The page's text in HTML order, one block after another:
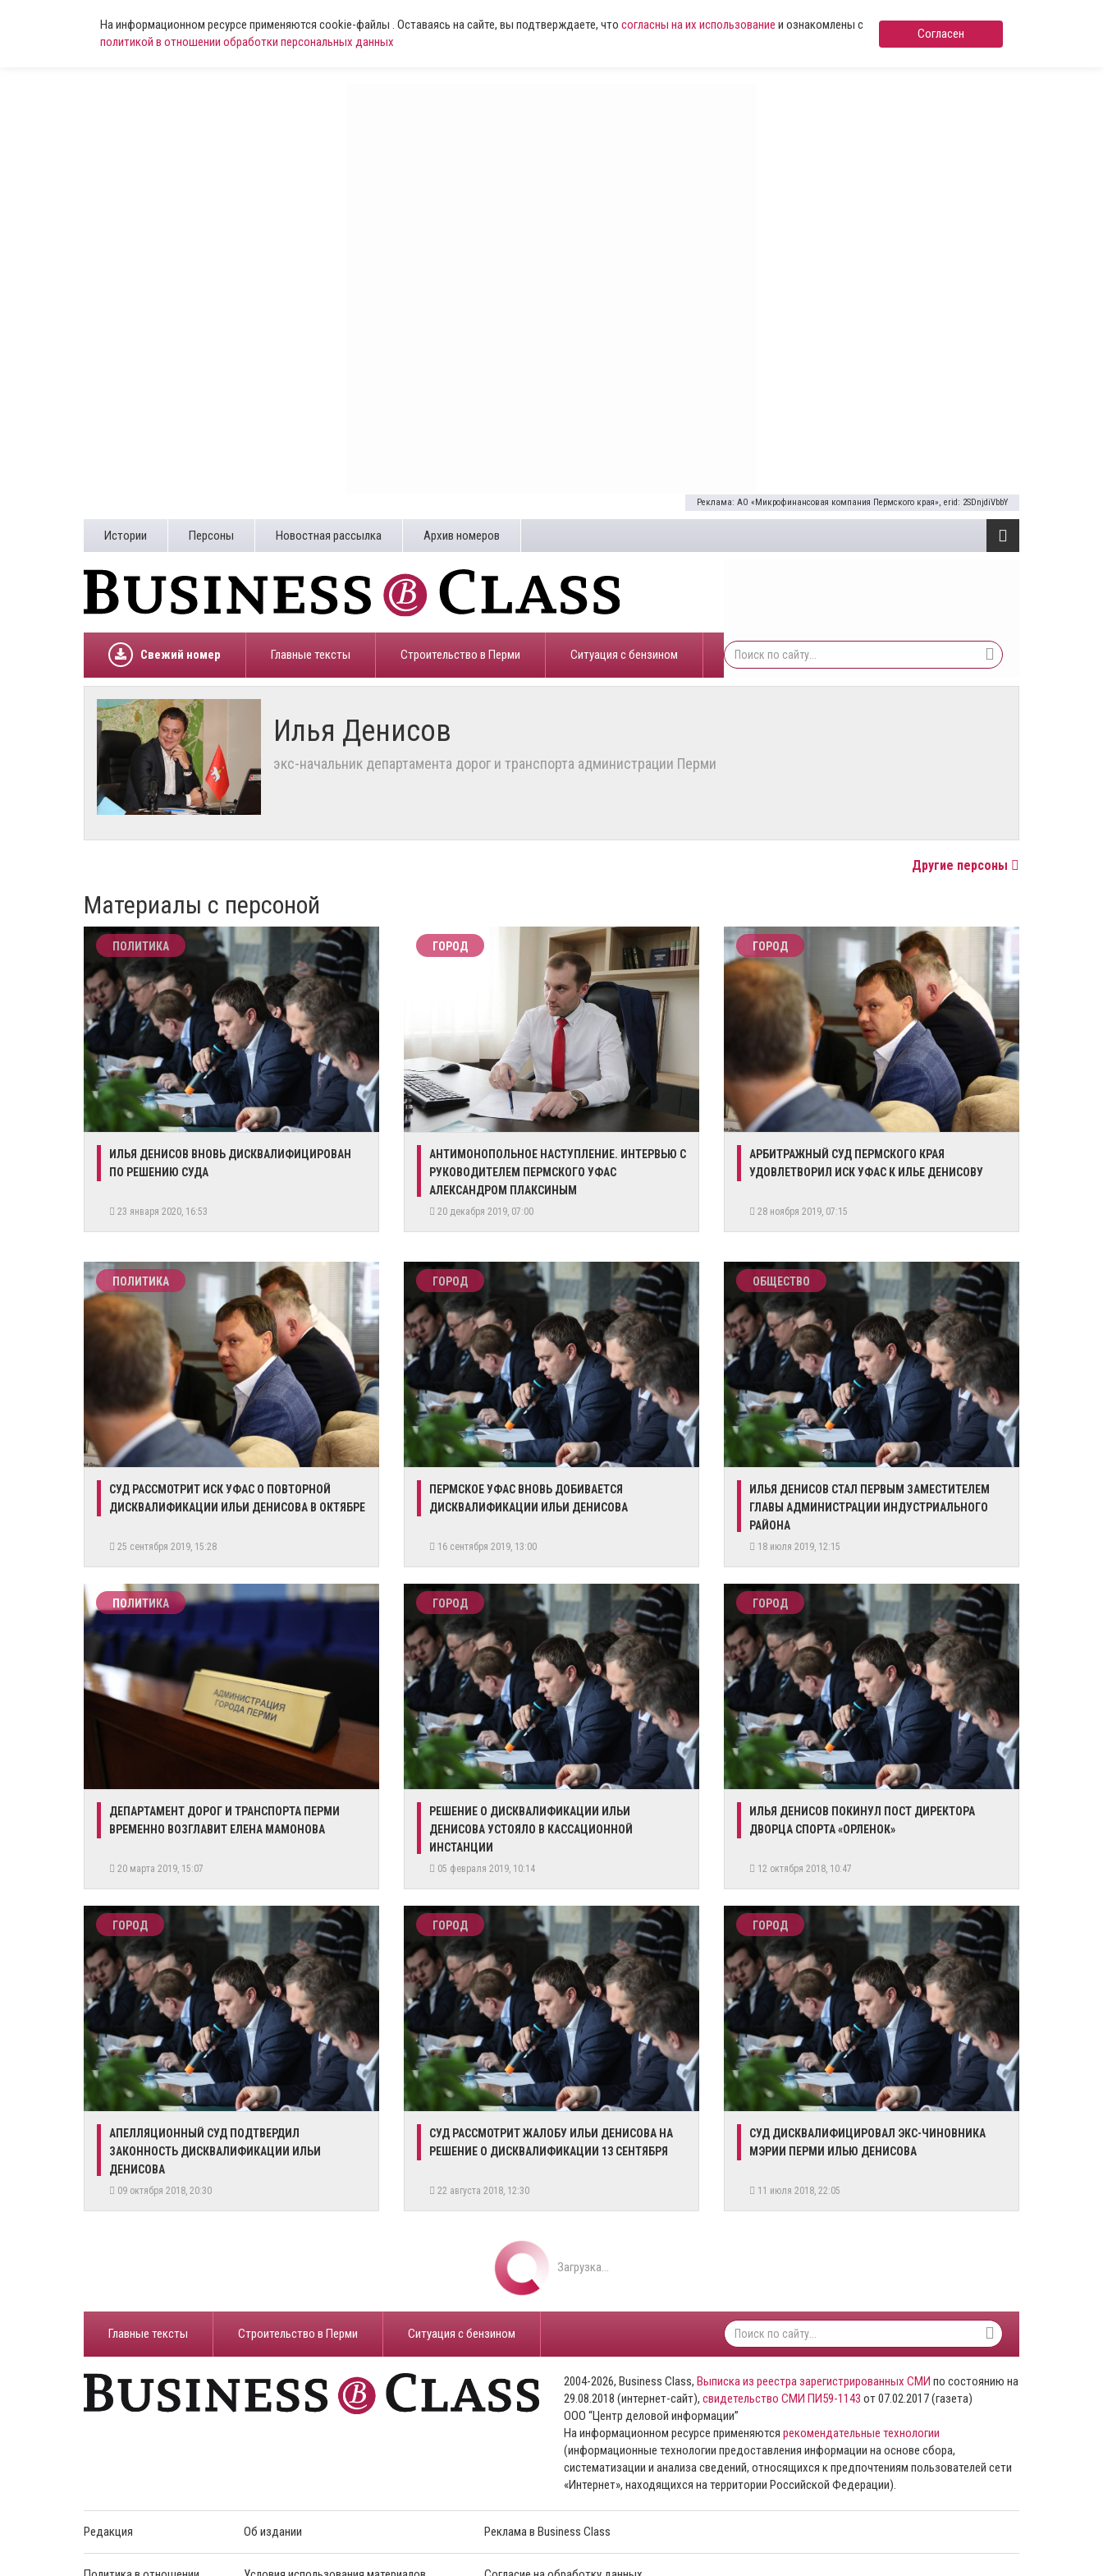
На информационном ресурсе применяются cookie-файлы . Оставаясь на сайте, вы подтверждаете, что согласны на их использование и ознакомлены с
политикой в отношении обработки персональных данных
Согласен
Реклама: АО «Микрофинансовая компания Пермского края», erid: 2SDnjdiVbbY
Истории Персоны Новостная рассылка Архив номеров
Свежий номер Главные тексты Строительство в Перми ​Ситуация с бензином
Илья Денисов
экс-начальник департамента дорог и транспорта администрации Перми
Другие персоны
Материалы с персоной
ПОЛИТИКА
ИЛЬЯ ДЕНИСОВ ВНОВЬ ДИСКВАЛИФИЦИРОВАН
ПО РЕШЕНИЮ СУДА
23 января 2020, 16:53
ГОРОД
АНТИМОНОПОЛЬНОЕ НАСТУПЛЕНИЕ. ИНТЕРВЬЮ С
РУКОВОДИТЕЛЕМ ПЕРМСКОГО УФАС
АЛЕКСАНДРОМ ПЛАКСИНЫМ
20 декабря 2019, 07:00
ГОРОД
АРБИТРАЖНЫЙ СУД ПЕРМСКОГО КРАЯ
УДОВЛЕТВОРИЛ ИСК УФАС К ИЛЬЕ ДЕНИСОВУ
28 ноября 2019, 07:15
ПОЛИТИКА
​СУД РАССМОТРИТ ИСК УФАС О ПОВТОРНОЙ
ДИСКВАЛИФИКАЦИИ ИЛЬИ ДЕНИСОВА В ОКТЯБРЕ
25 сентября 2019, 15:28
ГОРОД
ПЕРМСКОЕ УФАС ВНОВЬ ДОБИВАЕТСЯ
ДИСКВАЛИФИКАЦИИ ИЛЬИ ДЕНИСОВА
16 сентября 2019, 13:00
ОБЩЕСТВО
ИЛЬЯ ДЕНИСОВ СТАЛ ПЕРВЫМ ЗАМЕСТИТЕЛЕМ
ГЛАВЫ АДМИНИСТРАЦИИ ИНДУСТРИАЛЬНОГО
РАЙОНА
18 июля 2019, 12:15
ПОЛИТИКА
ДЕПАРТАМЕНТ ДОРОГ И ТРАНСПОРТА ПЕРМИ
ВРЕМЕННО ВОЗГЛАВИТ ЕЛЕНА МАМОНОВА
20 марта 2019, 15:07
ГОРОД
РЕШЕНИЕ О ДИСКВАЛИФИКАЦИИ ИЛЬИ
ДЕНИСОВА УСТОЯЛО В КАССАЦИОННОЙ
ИНСТАНЦИИ
05 февраля 2019, 10:14
ГОРОД
ИЛЬЯ ДЕНИСОВ ПОКИНУЛ ПОСТ ДИРЕКТОРА
ДВОРЦА СПОРТА «ОРЛЕНОК»
12 октября 2018, 10:47
ГОРОД
АПЕЛЛЯЦИОННЫЙ СУД ПОДТВЕРДИЛ
ЗАКОННОСТЬ ДИСКВАЛИФИКАЦИИ ИЛЬИ
ДЕНИСОВА
09 октября 2018, 20:30
ГОРОД
СУД РАССМОТРИТ ЖАЛОБУ ИЛЬИ ДЕНИСОВА НА
РЕШЕНИЕ О ДИСКВАЛИФИКАЦИИ 13 СЕНТЯБРЯ
22 августа 2018, 12:30
ГОРОД
СУД ДИСКВАЛИФИЦИРОВАЛ ЭКС-ЧИНОВНИКА
МЭРИИ ПЕРМИ ИЛЬЮ ДЕНИСОВА
11 июля 2018, 22:05
Загрузка...
Главные тексты Строительство в Перми ​Ситуация с бензином
2004-2026, Business Class, Выписка из реестра зарегистрированных СМИ по состоянию на
29.08.2018 (интернет-сайт), свидетельство СМИ ПИ59-1143 от 07.02.2017 (газета)
ООО “Центр деловой информации”
На информационном ресурсе применяются рекомендательные технологии
(информационные технологии предоставления информации на основе сбора,
систематизации и анализа сведений, относящихся к предпочтениям пользователей сети
«Интернет», находящихся на территории Российской Федерации).
Редакция Об издании Реклама в Business Class